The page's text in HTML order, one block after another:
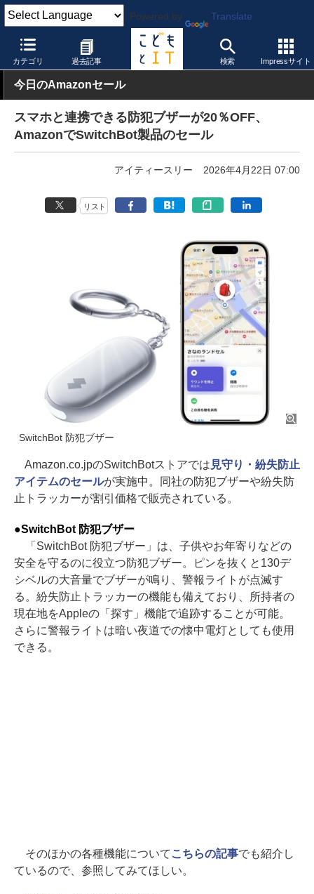
Powered by Translate
カテゴリ 過去記事 検索 Impressサイト
こどもとIT 製品・サービス
今日のAmazonセール
スマホと連携できる防犯ブザーが20％OFF、
AmazonでSwitchBot製品のセール
アイティースリー 2026年4月22日 07:00
リスト
SwitchBot 防犯ブザー
Amazon.co.jpのSwitchBotストアでは 見守り・紛失防止
アイテムのセールが実施中。同社の防犯ブザーや紛失防
止トラッカーが割引価格で販売されている。
●SwitchBot 防犯ブザー
「SwitchBot 防犯ブザー」は、子供やお年寄りなどの
安全を守るのに役立つ防犯ブザー。ピンを抜くと130デ
シベルの大音量でブザーが鳴り、警報ライトが点滅す
る。紛失防止トラッカーの機能も備えており、所持者の
現在地をAppleの「探す」機能で追跡することが可能。
さらに警報ライトは暗い夜道での懐中電灯としても使用
できる。
そのほかの各種機能について こちらの記事でも紹介し
ているので、参照してみてほしい。